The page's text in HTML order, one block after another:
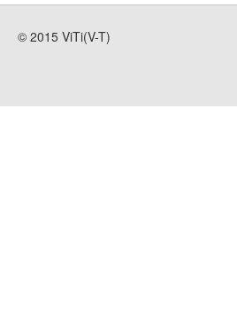
© 2015 ViTi(V-T)